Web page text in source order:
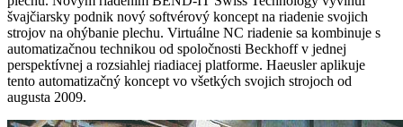
švajčiarsky podnik nový softvérový koncept na riadenie svojich
strojov na ohýbanie plechu. Virtuálne NC riadenie sa kombinuje s
automatizačnou technikou od spoločnosti Beckhoff v jednej
perspektívnej a rozsiahlej riadiacej platforme. Haeusler aplikuje
tento automatizačný koncept vo všetkých svojich strojoch od
augusta 2009.